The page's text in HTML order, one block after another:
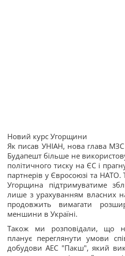
Новий курс Угорщини
Як писав УНІАН, нова глава
Будапешт більше не
політичного тиску на ЄС і
партнерів у Євросоюзі та
Угорщина підтримуватиме
лише з урахуванням власних
продовжить вимагати
меншини в Україні.
Також ми розповідали, що
планує переглянути умови
добудови АЕС "Пакш", який